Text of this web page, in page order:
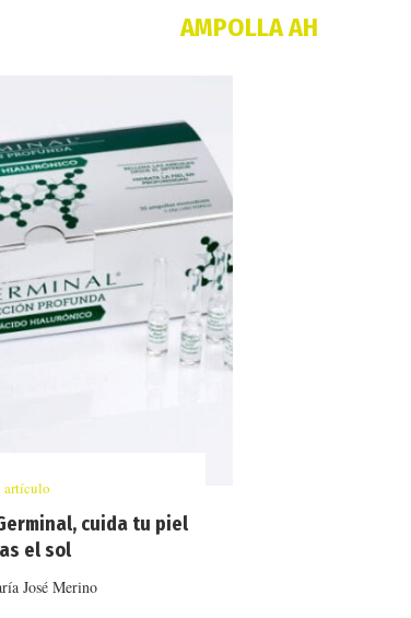
AMPOLLA AH
artículo
cuida tu piel
el sol
José Merino